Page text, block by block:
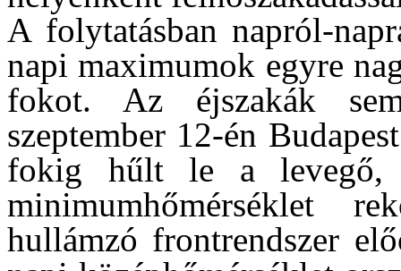
A folytatásban napról-
napi maximumok egyre
fokot. Az éjszakák
szeptember 12-én
fokig hűlt le a levegő,
minimumhőmérséklet
hullámzó frontrendszer